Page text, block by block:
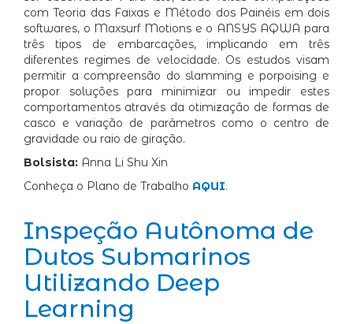
com Teoria das Faixas e Método dos Painéis em dois
softwares, o Maxsurf Motions e o ANSYS AQWA para
três tipos de embarcações, implicando em três
diferentes regimes de velocidade. Os estudos visam
permitir a compreensão do slamming e porpoising e
propor soluções para minimizar ou impedir estes
comportamentos através da otimização de formas de
casco e variação de parâmetros como o centro de
gravidade ou raio de giração.
Bolsista: Anna Li Shu Xin
Conheça o Plano de Trabalho AQUI.
Inspeção Autônoma de
Dutos Submarinos
Utilizando Deep
Learning